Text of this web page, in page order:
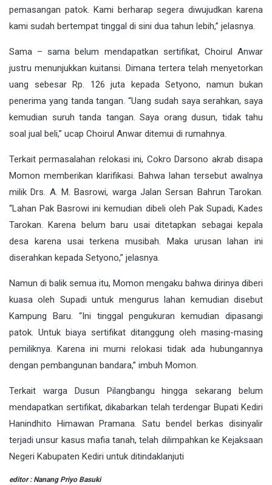
pemasangan patok. Kami berharap segera diwujudkan karena
kami sudah bertempat tinggal di sini dua tahun lebih,” jelasnya.
Sama – sama belum mendapatkan sertifikat, Choirul Anwar
justru menunjukkan kuitansi. Dimana tertera telah menyetorkan
uang sebesar Rp. 126 juta kepada Setyono, namun bukan
penerima yang tanda tangan. “Uang sudah saya serahkan, saya
kemudian suruh tanda tangan. Saya orang dusun, tidak tahu
soal jual beli,” ucap Choirul Anwar ditemui di rumahnya.
Terkait permasalahan relokasi ini, Cokro Darsono akrab disapa
Momon memberikan klarifikasi. Bahwa lahan tersebut awalnya
milik Drs. A. M. Basrowi, warga Jalan Sersan Bahrun Tarokan.
“Lahan Pak Basrowi ini kemudian dibeli oleh Pak Supadi, Kades
Tarokan. Karena belum baru usai ditetapkan sebagai kepala
desa karena usai terkena musibah. Maka urusan lahan ini
diserahkan kepada Setyono,” jelasnya.
Namun di balik semua itu, Momon mengaku bahwa dirinya diberi
kuasa oleh Supadi untuk mengurus lahan kemudian disebut
Kampung Baru. “Ini tinggal pengukuran kemudian dipasangi
patok. Untuk biaya sertifikat ditanggung oleh masing-masing
pemiliknya. Karena ini murni relokasi tidak ada hubungannya
dengan pembangunan bandara,” imbuh Momon.
Terkait warga Dusun Pilangbangu hingga sekarang belum
mendapatkan sertifikat, dikabarkan telah terdengar Bupati Kediri
Hanindhito Himawan Pramana. Satu bendel berkas disinyalir
terjadi unsur kasus mafia tanah, telah dilimpahkan ke Kejaksaan
Negeri Kabupaten Kediri untuk ditindaklanjuti
editor : Nanang Priyo Basuki